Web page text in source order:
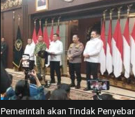
Pemerintah akan Tindak Penyebar